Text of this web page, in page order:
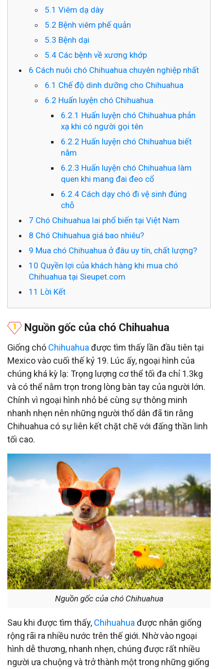
5.1 Viêm dạ dày
5.2 Bệnh viêm phế quản
5.3 Bệnh dại
5.4 Các bệnh về xương khớp
6 Cách nuôi chó Chihuahua chuyên nghiệp nhất
6.1 Chế độ dinh dưỡng cho Chihuahua
6.2 Huấn luyện chó Chihuahua
6.2.1 Huấn luyện chó Chihuahua phản
xạ khi có người gọi tên
6.2.2 Huấn luyện chó Chihuahua biết
nằm
6.2.3 Huấn luyện chó Chihuahua làm
quen khi mang đai đeo cổ
6.2.4 Cách dạy chó đi vệ sinh đúng
chỗ
7 Chó Chihuahua lai phổ biến tại Việt Nam
8 Chó Chihuahua giá bao nhiêu?
9 Mua chó Chihuahua ở đâu uy tín, chất lượng?
10 Quyền lợi của khách hàng khi mua chó
Chihuahua tại Sieupet.com
11 Lời Kết
Nguồn gốc của chó Chihuahua
Giống chó Chihuahua được tìm thấy lần đầu tiên tại
Mexico vào cuối thế kỷ 19. Lúc ấy, ngoại hình của
chúng khá kỳ lạ: Trọng lượng cơ thể tối đa chỉ 1.3kg
và có thể nằm trọn trong lòng bàn tay của người lớn.
Chính vì ngoại hình nhỏ bé cùng sự thông minh
nhanh nhẹn nên những người thổ dân đã tin rằng
Chihuahua có sự liên kết chặt chẽ với đấng thần linh
tối cao.
Nguồn gốc của chó Chihuahua
Sau khi được tìm thấy, Chihuahua được nhân giống
rộng rãi ra nhiều nước trên thế giới. Nhờ vào ngoại
hình dễ thương, nhanh nhẹn, chúng được rất nhiều
người ưa chuộng và trở thành một trong những giống